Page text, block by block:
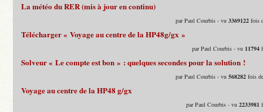
La météo du RER (mis à jour en continu)
par Paul Courbis - vu3369122 fois
Télécharger « Voyage au centre de la HP48g/gx »
par Paul Courbis - vu 11794
Solveur « Le compte est bon » : quelques secondes pour la solution !
par Paul Courbis - vu568282 fois
Voyage au centre de la HP48 g/gx
par Paul Courbis - vu2233981